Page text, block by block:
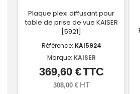
Plaque plexi diffusant pour
table de prise de vue KAISER
[5921]
Référence: KAI5924
Marque: KAISER
Prix
369,60 €TTC
308,00 € HT